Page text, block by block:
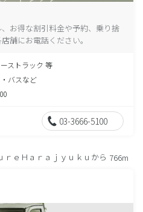
お得な割引料金や予約、乗り捨
舗にお電話ください。
ストラック 等
バスなど
03-3666-5100
ｒｅＨａｒａｊｙｕｋｕから 766m